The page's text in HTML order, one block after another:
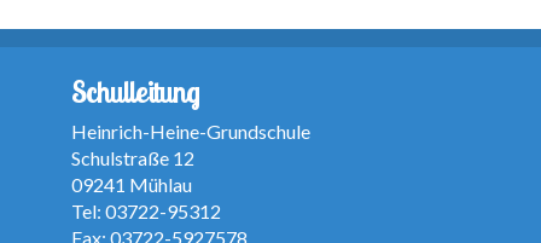
Schulleitung
Heinrich-Heine-Grundschule
Schulstraße 12
09241 Mühlau
Tel: 03722-95312
Fax: 03722-5927578